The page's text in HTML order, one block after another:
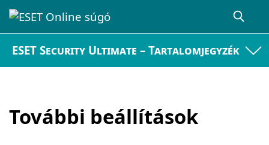
ESET Security Ultimate – Tartalomjegyzék
További beállítások